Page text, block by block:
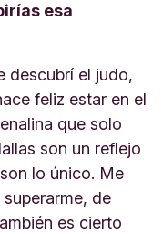
esa
descubrí el judo,
feliz estar en el
que solo
son un reflejo
lo único. Me
de
es cierto